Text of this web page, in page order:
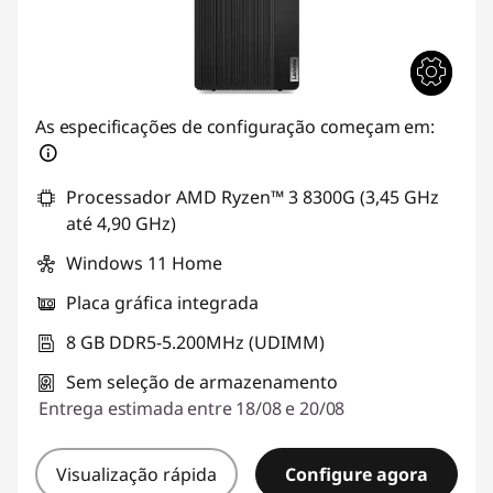
As especificações de configuração começam em:
Processador AMD Ryzen™ 3 8300G (3,45 GHz
até 4,90 GHz)
Windows 11 Home
Placa gráfica integrada
8 GB DDR5-5.200MHz (UDIMM)
Sem seleção de armazenamento
Entrega estimada entre 18/08 e 20/08
Visualização rápida Configure agora